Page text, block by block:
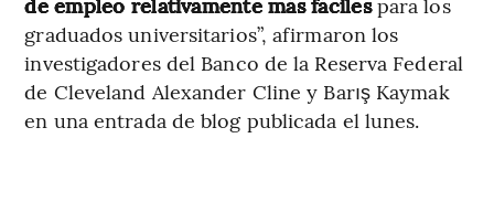
graduados universitarios”, afirmaron los
investigadores del Banco de la Reserva Federal
de Cleveland Alexander Cline y Barış Kaymak
en una entrada de blog publicada el lunes.